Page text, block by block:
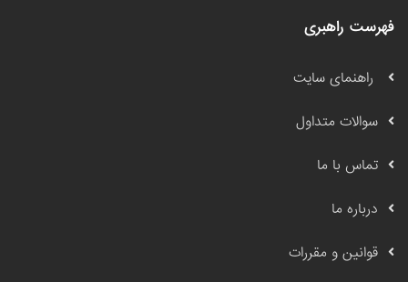
فهرست راهبری
راهنمای سایت
سوالات متداول
تماس با ما
درباره ما
قوانین و مقررات